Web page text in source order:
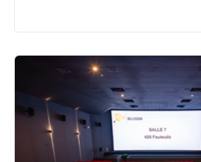
LIEUX DE
79 rue de la République